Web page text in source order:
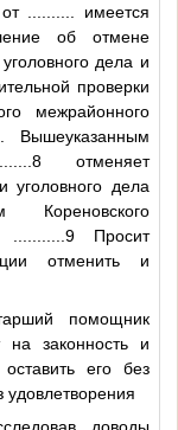
имеется
об отмене
дела и
проверки
межрайонного
. Вышеуказанным
отменяет
уголовного дела
Кореновского
...........9 Просит
отменить и
помощник
на законность и
его без